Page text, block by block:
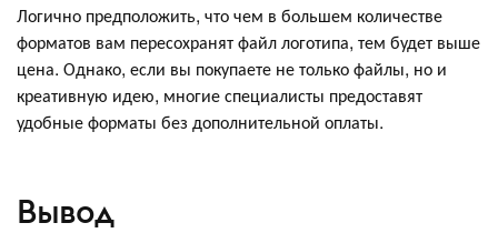
Логично предположить, что чем в большем количестве
форматов вам пересохранят файл логотипа, тем будет выше
цена. Однако, если вы покупаете не только файлы, но и
креативную идею, многие специалисты предоставят
удобные форматы без дополнительной оплаты.
Вывод